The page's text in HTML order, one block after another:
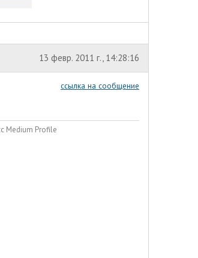
13 февр. 2011 г., 14:28:16
ссылка на сообщение
Medium Profile